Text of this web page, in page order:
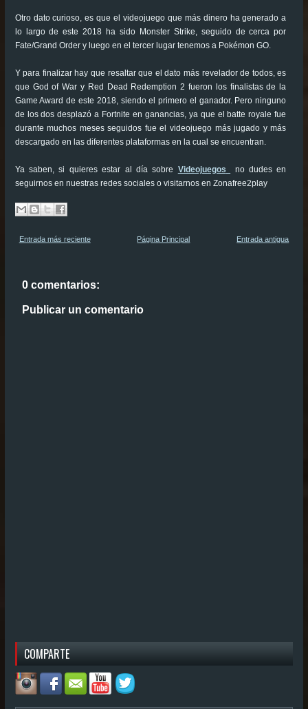
Otro dato curioso, es que el videojuego que más dinero ha generado a
lo largo de este 2018 ha sido Monster Strike, seguido de cerca por
Fate/Grand Order y luego en el tercer lugar tenemos a Pokémon GO.
Y para finalizar hay que resaltar que el dato más revelador de todos, es
que God of War y Red Dead Redemption 2 fueron los finalistas de la
Game Award de este 2018, siendo el primero el ganador. Pero ninguno
de los dos desplazó a Fortnite en ganancias, ya que el batte royale fue
durante muchos meses seguidos fue el videojuego más jugado y más
descargado en las diferentes plataformas en la cual se encuentran.
Ya saben, si quieres estar al día sobre Videojuegos
no dudes en
seguirnos en nuestras redes sociales o visitarnos en Zonafree2play
Entrada más reciente Entrada antigua
Página Principal
0 comentarios:
Publicar un comentario
COMPARTE